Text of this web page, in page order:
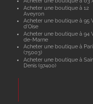
Acheter une boutique à 12
Aveyron
Acheter une boutique à 95
d'Oise
Acheter une boutique à 94
de-Marne
Acheter une boutique à
(75003)
Acheter une boutique à
Denis (97400)